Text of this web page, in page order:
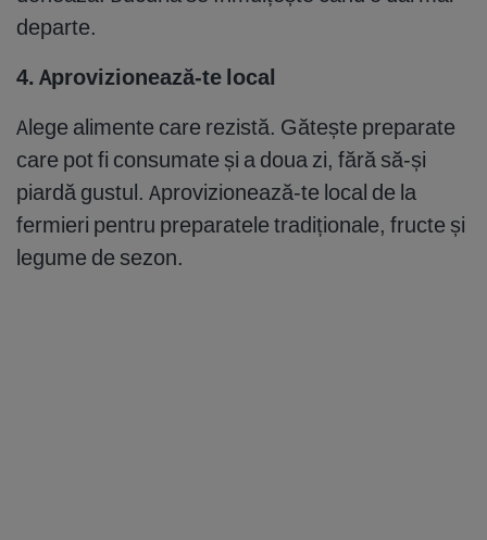
departe.
4. Aprovizionează-te local
Alege alimente care rezistă. Gătește preparate
care pot fi consumate și a doua zi, fără să-și
piardă gustul. Aprovizionează-te local de la
fermieri pentru preparatele tradiționale, fructe și
legume de sezon.